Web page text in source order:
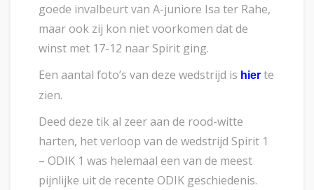
goede invalbeurt van A-juniore Isa ter Rahe,
maar ook zij kon niet voorkomen dat de
winst met 17-12 naar Spirit ging.
Een aantal foto’s van deze wedstrijd is hier te
zien.
Deed deze tik al zeer aan de rood-witte
harten, het verloop van de wedstrijd Spirit 1
– ODIK 1 was helemaal een van de meest
pijnlijke uit de recente ODIK geschiedenis.